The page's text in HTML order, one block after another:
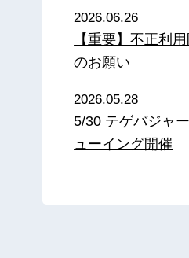
2026.06.26
【重要】不正利
のお願い
2026.05.28
5/30 テゲバジャ
ューイング開催